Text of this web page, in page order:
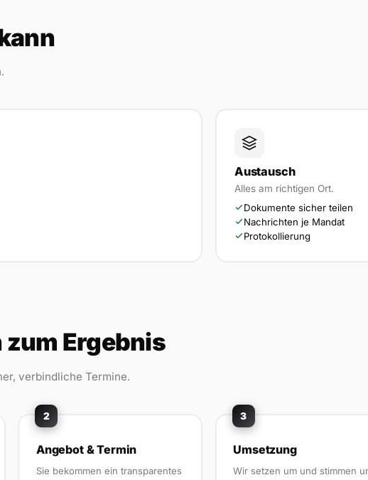
Austausch
Alles am richtigen Ort.
Dokumente sicher teilen
Nachrichten je Mandat
Protokollierung
Ergebnis
verbindliche Termine.
2
Angebot & Termin
Sie bekommen ein transparentes
3
Umsetzung
Wir setzen um und stimmen